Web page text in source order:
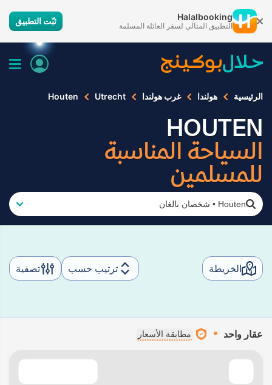
Halalbooking
التطبيق المثالي لسفر العائلة المسلمة ثبّت التطبيق
الرئيسية هولندا غرب هولندا Utrecht
Houten
HOUTEN
السياحة المناسبة
للمسلمين
Houten
• شخصان بالغان
الخريطة ترتيب حسب تصفية
عقار واحد مطابقة الأسعار